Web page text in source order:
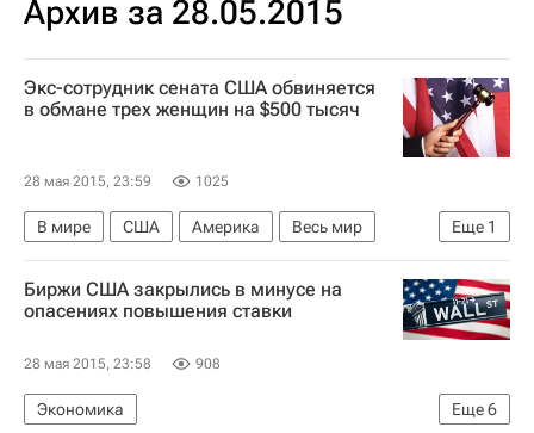
Архив за 28.05.2015
Экс-сотрудник сената США обвиняется
в обмане трех женщин на $500 тысяч
28 мая 2015, 23:59 1025
Еще 1
В мире США Америка
Весь мир
Северная Америка
Биржи США закрылись в минусе на
опасениях повышения ставки
28 мая 2015, 23:58 908
Еще6
Экономика